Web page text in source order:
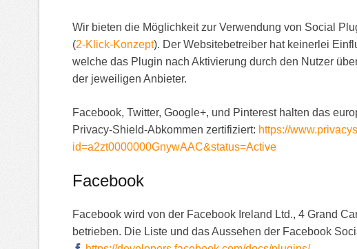
Wir bieten die Möglichkeit zur Verwendung von Social
(2-Klick-Konzept). Der Websitebetreiber hat keinerlei
welche das Plugin nach Aktivierung durch den Nutzer
der jeweiligen Anbieter.
Facebook, Twitter, Google+, und Pinterest halten das
Privacy-Shield-Abkommen zertifiziert: https://
id=a2zt0000000GnywAAC&status=Active
Facebook
Facebook wird von der Facebook Ireland Ltd., 4 Grand
betrieben. Die Liste und das Aussehen der Facebook